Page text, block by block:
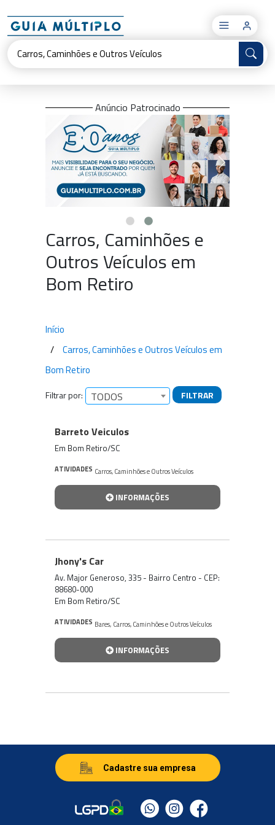
×
Anúncio Patrocinado
Carros, Caminhões e
Outros Veículos em
Bom Retiro
Início
Carros, Caminhões e Outros Veículos em
Bom Retiro
Filtrar por: TODOS FILTRAR
Empresas encontradas
Barreto Veiculos
Em Bom Retiro/SC
ATIVIDADES Carros, Caminhões e Outros Veículos
INFORMAÇÕES
Jhony's Car
Av. Major Generoso, 335 - Bairro Centro - CEP:
88680-000
Em Bom Retiro/SC
ATIVIDADES Bares, Carros, Caminhões e Outros Veículos
INFORMAÇÕES
Cadastre sua empresa